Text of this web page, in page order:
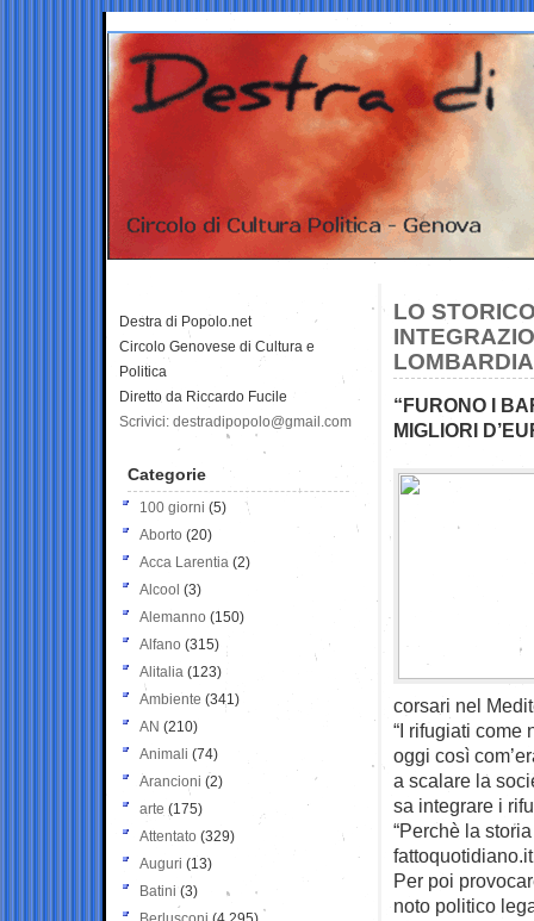
LO
“FURONO I
MIGLIORI
corsari nel
“I rifugiati come
oggi così
a scalare la
sa integrare i
“Perchè la
Per poi
noto politico
Destra di Popolo.net
Circolo Genovese di Cultura e
Politica
Diretto da Riccardo Fucile
Scrivici: destradipopolo@gmail.com
Categorie
100 giorni (5)
Aborto (20)
Acca Larentia (2)
Alcool (3)
Alemanno (150)
Alfano (315)
Alitalia (123)
Ambiente (341)
AN (210)
Animali (74)
Arancioni (2)
arte (175)
Attentato (329)
Auguri (13)
Batini (3)